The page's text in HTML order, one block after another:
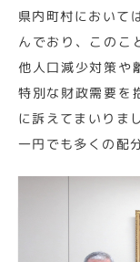
県内町村において
んでおり、このこ
他人口減少対策や
特別な財政需要を
に訴えてまいりま
一円でも多くの配